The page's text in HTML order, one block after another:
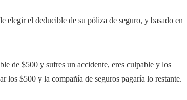
elegir el deducible de su póliza de seguro, y basado en
de $500 y sufres un accidente, eres culpable y los
los $500 y la compañía de seguros pagaría lo restante.